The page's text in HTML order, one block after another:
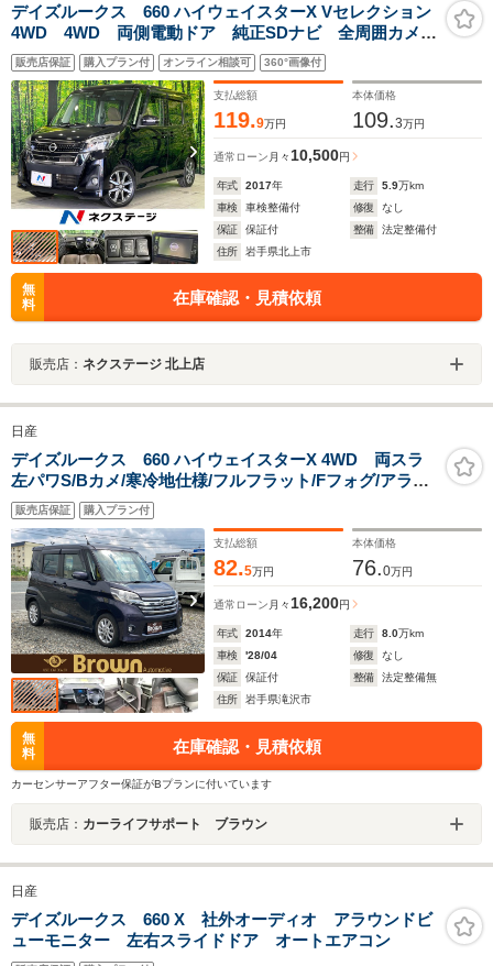
デイズルークス 660 ハイウェイスターX Vセレクション
4WD 4WD 両側電動ドア 純正SDナビ 全周囲カメ
ラ 衝突被害軽減システム 禁煙車 シートヒーター
ドラレコ スマートキー LEDヘッド ETC 純正14イ
ンチアルミ オートハイビーム オートライト
販売店保証 購入プラン付 オンライン相談可 360°画像付
支払総額
119.9万円
本体価格
109.3万円
通常ローン 月々 10,500円
年式 2017年 走行 5.9万km
車検
車検整備付 修復
なし
保証
保証付 整備
法定整備付
住所
岩手県北上市
無
料
在庫確認・見積依頼
販売店： ネクステージ 北上店
日産
デイズルークス 660 ハイウェイスターX 4WD 両スラ
左パワS/Bカメ/寒冷地仕様/フルフラット/Fフォグ/アラウ
ンドビューモニター/サンシェード/12Vソケット/ドラレコ/
アイドリングストップ/盗難防止装置/運転席・助手席エア
バック/シートヒータ
販売店保証 購入プラン付
支払総額
82.5万円
本体価格
76.0万円
通常ローン 月々16,200円
年式 2014年 走行 8.0万km
車検
'28/04 修復
なし
保証
保証付 整備
法定整備無
住所
岩手県滝沢市
無
料
在庫確認・見積依頼
カーセンサーアフター保証がBプランに付いています
販売店： カーライフサポート ブラウン
日産
デイズルークス 660 X 社外オーディオ アラウンドビ
ューモニター 左右スライドドア オートエアコン